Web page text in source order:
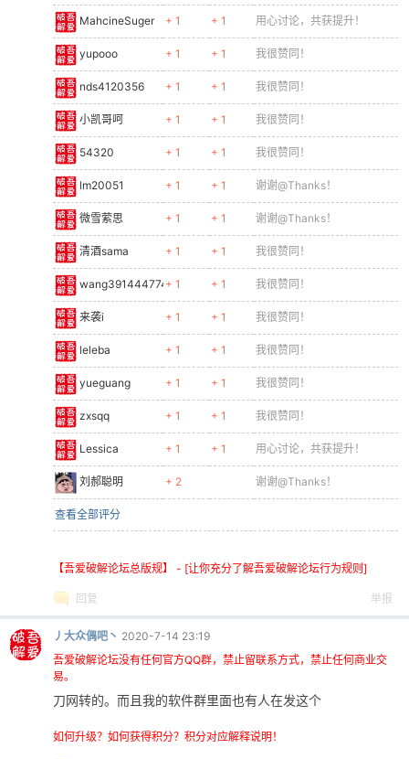
MahcineSuger + 1 + 1 用心讨论，共获提升！
yupooo + 1 + 1 我很赞同！
nds4120356 + 1 + 1 我很赞同！
小凯哥呵 + 1 + 1 我很赞同！
54320 + 1 + 1 我很赞同！
lm20051 + 1 + 1 谢谢@Thanks！
微雪萦思 + 1 + 1 谢谢@Thanks！
清酒sama + 1 + 1 我很赞同！
wang391444774+ 1 + 1 我很赞同！
来袭i + 1 + 1 我很赞同！
leleba + 1 + 1 我很赞同！
yueguang + 1 + 1 我很赞同！
zxsqq + 1 + 1 我很赞同！
Lessica + 1 + 1 用心讨论，共获提升！
刘郝聪明 + 2 谢谢@Thanks！
查看全部评分
【吾爱破解论坛总版规】 - [让你充分了解吾爱破解论坛行为规则]
回复 举报
丿大众偶吧丶 2020-7-14 23:19
吾爱破解论坛没有任何官方QQ群，禁止留联系方式，禁止任何商业交
易。
刀网转的。而且我的软件群里面也有人在发这个
如何升级？如何获得积分？积分对应解释说明！